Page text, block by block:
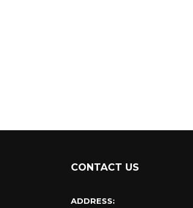
CONTACT US
ADDRESS: